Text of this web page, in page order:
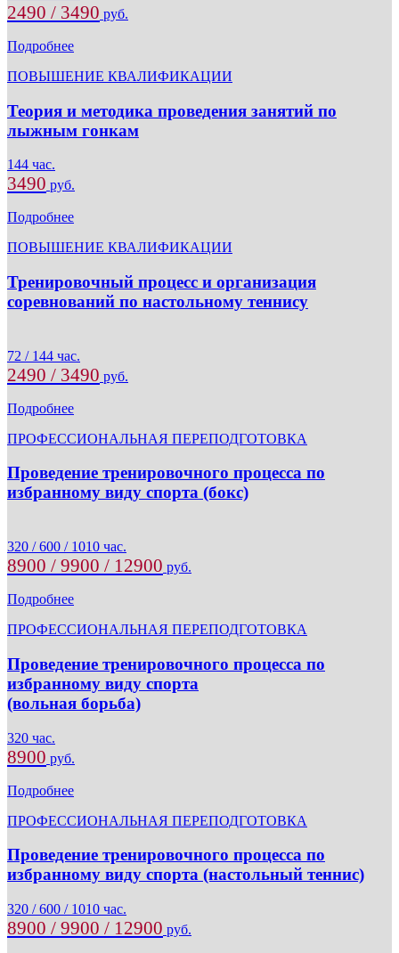
2490 / 3490 руб.
Подробнее
ПОВЫШЕНИЕ КВАЛИФИКАЦИИ
Теория и методика проведения занятий по
лыжным гонкам
144 час.
3490 руб.
Подробнее
ПОВЫШЕНИЕ КВАЛИФИКАЦИИ
Тренировочный процесс и организация
соревнований по настольному теннису
72 / 144 час.
2490 / 3490 руб.
Подробнее
ПРОФЕССИОНАЛЬНАЯ ПЕРЕПОДГОТОВКА
Проведение тренировочного процесса по
избранному виду спорта (бокс)
320 / 600 / 1010 час.
8900 / 9900 / 12900 руб.
Подробнее
ПРОФЕССИОНАЛЬНАЯ ПЕРЕПОДГОТОВКА
Проведение тренировочного процесса по
избранному виду спорта
(вольная борьба)
320 час.
8900 руб.
Подробнее
ПРОФЕССИОНАЛЬНАЯ ПЕРЕПОДГОТОВКА
Проведение тренировочного процесса по
избранному виду спорта (настольный теннис)
320 / 600 / 1010 час.
8900 / 9900 / 12900 руб.